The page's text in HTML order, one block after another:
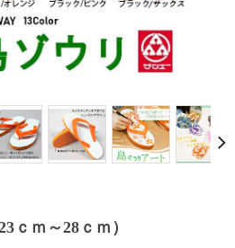
ｃｍ～28ｃｍ）